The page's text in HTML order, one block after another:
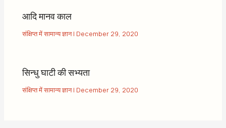
आदि मानव काल
संक्षिप्त में सामान्य ज्ञान| December 29, 2020
सिन्धु घाटी की सभ्यता
संक्षिप्त में सामान्य ज्ञान| December 29, 2020